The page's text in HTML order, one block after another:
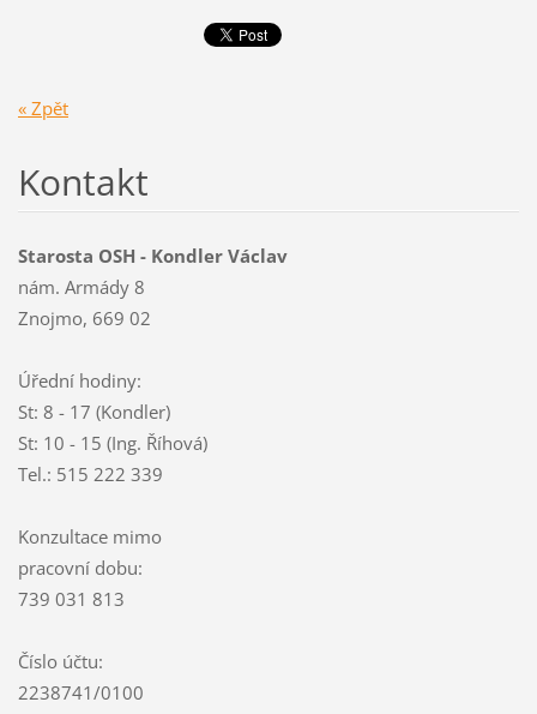
« Zpět
Kontakt
Starosta OSH - Kondler Václav
nám. Armády 8
Znojmo, 669 02
Úřední hodiny:
St: 8 - 17 (Kondler)
St: 10 - 15 (Ing. Říhová)
Tel.: 515 222 339
Konzultace mimo
pracovní dobu:
739 031 813
Číslo účtu:
2238741/0100